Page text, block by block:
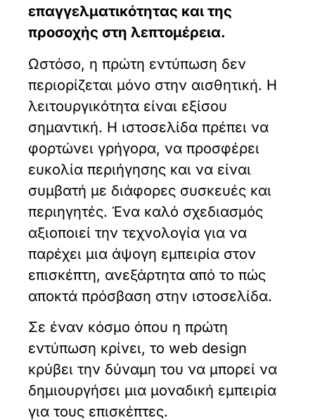
επαγγελματικότητας και της
προσοχής στη λεπτομέρεια.
Ωστόσο, η πρώτη εντύπωση δεν
περιορίζεται μόνο στην αισθητική. Η
λειτουργικότητα είναι εξίσου
σημαντική. Η ιστοσελίδα πρέπει να
φορτώνει γρήγορα, να προσφέρει
ευκολία περιήγησης και να είναι
συμβατή με διάφορες συσκευές και
περιηγητές. Ένα καλό σχεδιασμός
αξιοποιεί την τεχνολογία για να
παρέχει μια άψογη εμπειρία στον
επισκέπτη, ανεξάρτητα από το πώς
αποκτά πρόσβαση στην ιστοσελίδα.
Σε έναν κόσμο όπου η πρώτη
εντύπωση κρίνει, το web design
κρύβει την δύναμη του να μπορεί να
δημιουργήσει μια μοναδική εμπειρία
για τους επισκέπτες.